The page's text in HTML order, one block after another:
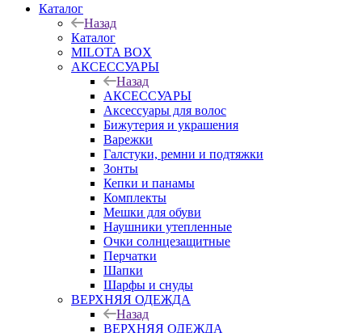
Каталог
Назад
Каталог
MILOTA BOX
АКСЕССУАРЫ
Назад
АКСЕССУАРЫ
Аксессуары для волос
Бижутерия и украшения
Варежки
Галстуки, ремни и подтяжки
Зонты
Кепки и панамы
Комплекты
Мешки для обуви
Наушники утепленные
Очки солнцезащитные
Перчатки
Шапки
Шарфы и снуды
ВЕРХНЯЯ ОДЕЖДА
Назад
ВЕРХНЯЯ ОДЕЖДА